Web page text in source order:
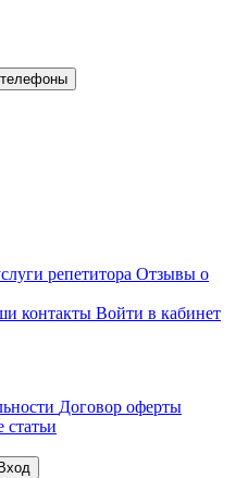
репетитора Отзывы о
контакты Войти в кабинет
Договор оферты
Вход